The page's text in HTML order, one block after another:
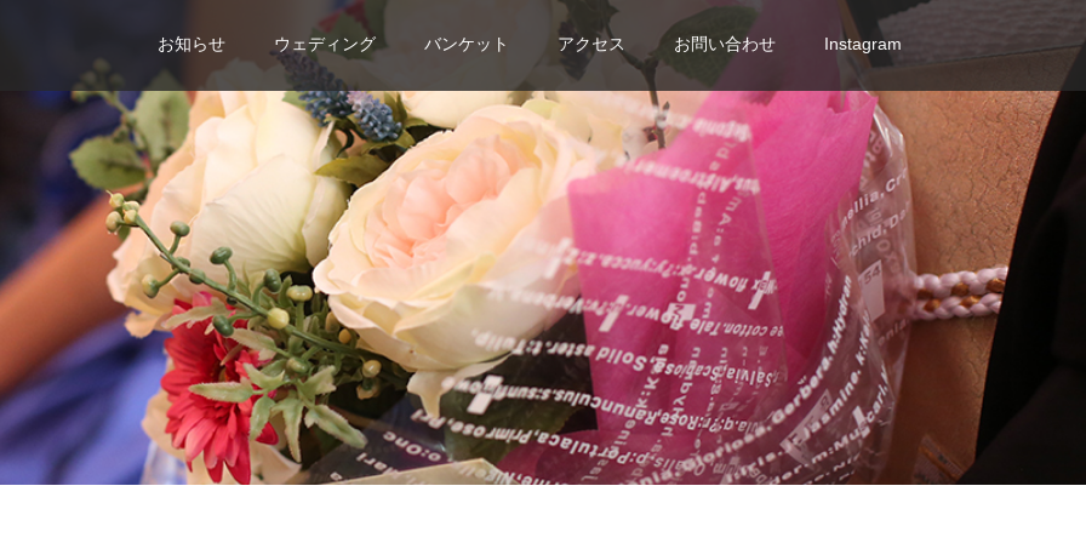
お知らせ ウェディング バンケット アクセス お問い合わせ Instagram